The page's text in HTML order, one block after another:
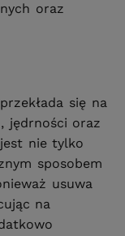
oraz
się na
jędrności oraz
nie tylko
sposobem
usuwa
na